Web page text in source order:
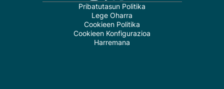
Pribatutasun Politika
Lege Oharra
Cookieen Politika
Cookieen Konfigurazioa
Harremana